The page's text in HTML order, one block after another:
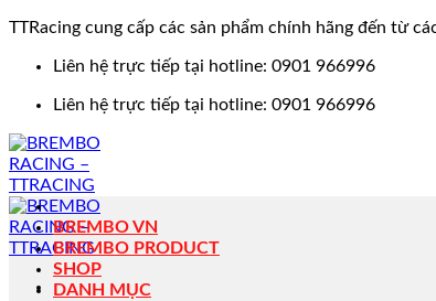
TTRacing cung cấp các sản phẩm chính hãng đến từ
Liên hệ trực tiếp tại hotline: 0901 966996
Liên hệ trực tiếp tại hotline: 0901 966996
BREMBO VN
BREMBO PRODUCT
SHOP
DANH MỤC